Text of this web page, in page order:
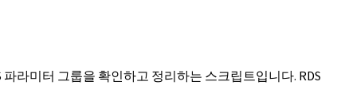
라미터 그룹을 확인하고 정리하는 스크립트입니다. RDS